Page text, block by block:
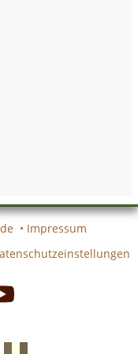
• Impressum